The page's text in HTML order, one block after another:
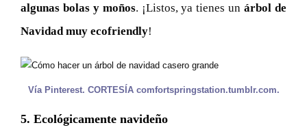
algunas bolas y moños. ¡Listos, ya tienes unárbol de
Navidad muy ecofriendly!
Vía Pinterest. CORTESÍA comfortspringstation.tumblr.com.
5. Ecológicamente navideño